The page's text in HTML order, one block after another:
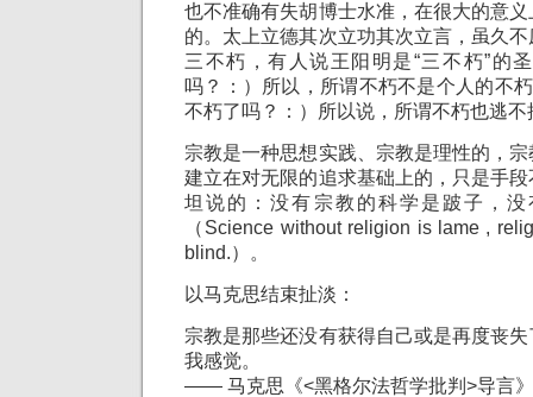
也不准确有失胡博士水准，在很大的意
的。太上立德其次立功其次立言，虽久
三不朽，有人说王阳明是“三不朽”的
吗？：）所以，所谓不朽不是个人的不
不朽了吗？：）所以说，所谓不朽也逃不
宗教是一种思想实践、宗教是理性的，
建立在对无限的追求基础上的，只是手
坦说的：没有宗教的科学是跛子，
（Science without religion is lame ,
blind.）。
以马克思结束扯淡：
宗教是那些还没有获得自己或是再度丧
我感觉。
—— 马克思《<黑格尔法哲学批判>导言》